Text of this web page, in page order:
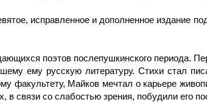
исправленное и дополненное издание
поэтов послепушкинского периода.
ему русскую литературу. Стихи стал
факультету, Майков мечтал о карьере
в связи со слабостью зрения, побудили его